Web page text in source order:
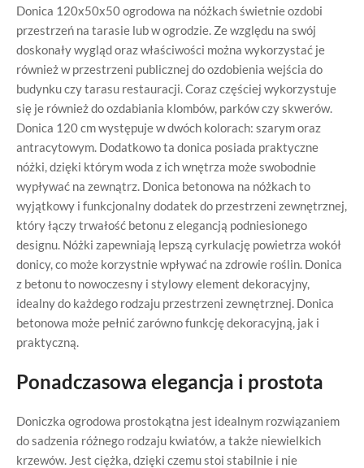
Donica 120x50x50 ogrodowa na nóżkach świetnie ozdobi
przestrzeń na tarasie lub w ogrodzie. Ze względu na swój
doskonały wygląd oraz właściwości można wykorzystać je
również w przestrzeni publicznej do ozdobienia wejścia do
budynku czy tarasu restauracji. Coraz częściej wykorzystuje
się je również do ozdabiania klombów, parków czy skwerów.
Donica 120 cm występuje w dwóch kolorach: szarym oraz
antracytowym. Dodatkowo ta donica posiada praktyczne
nóżki, dzięki którym woda z ich wnętrza może swobodnie
wypływać na zewnątrz. Donica betonowa na nóżkach to
wyjątkowy i funkcjonalny dodatek do przestrzeni zewnętrznej,
który łączy trwałość betonu z elegancją podniesionego
designu. Nóżki zapewniają lepszą cyrkulację powietrza wokół
donicy, co może korzystnie wpływać na zdrowie roślin. Donica
z betonu to nowoczesny i stylowy element dekoracyjny,
idealny do każdego rodzaju przestrzeni zewnętrznej. Donica
betonowa może pełnić zarówno funkcję dekoracyjną, jak i
praktyczną.
Ponadczasowa elegancja i prostota
Doniczka ogrodowa prostokątna jest idealnym rozwiązaniem
do sadzenia różnego rodzaju kwiatów, a także niewielkich
krzewów. Jest ciężka, dzięki czemu stoi stabilnie i nie